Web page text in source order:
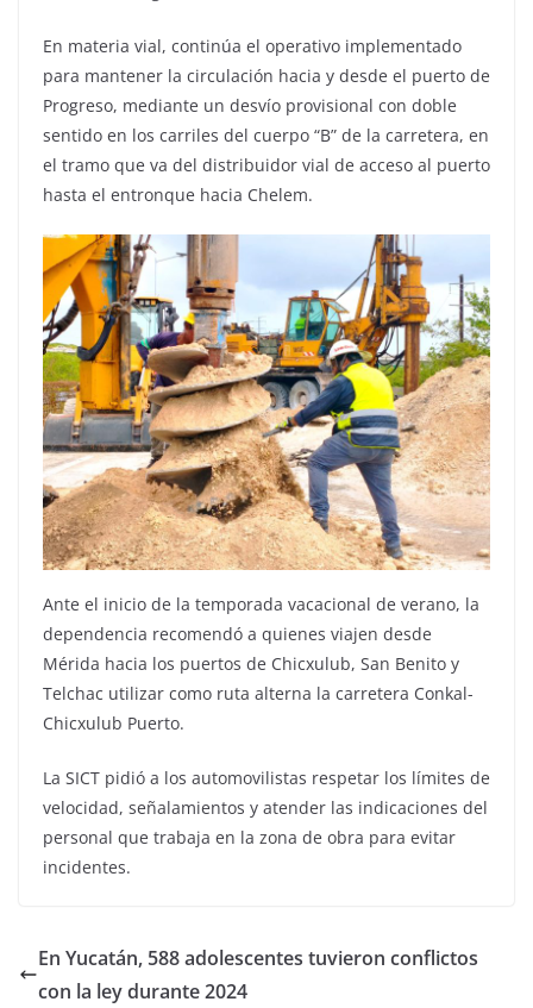
En materia vial, continúa el operativo implementado
para mantener la circulación hacia y desde el puerto de
Progreso, mediante un desvío provisional con doble
sentido en los carriles del cuerpo “B” de la carretera, en
el tramo que va del distribuidor vial de acceso al puerto
hasta el entronque hacia Chelem.
Ante el inicio de la temporada vacacional de verano, la
dependencia recomendó a quienes viajen desde
Mérida hacia los puertos de Chicxulub, San Benito y
Telchac utilizar como ruta alterna la carretera Conkal-
Chicxulub Puerto.
La SICT pidió a los automovilistas respetar los límites de
velocidad, señalamientos y atender las indicaciones del
personal que trabaja en la zona de obra para evitar
incidentes.
En Yucatán, 588 adolescentes tuvieron conflictos
con la ley durante 2024